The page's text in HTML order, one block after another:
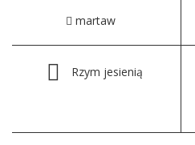
martaw
Rzym jesienią